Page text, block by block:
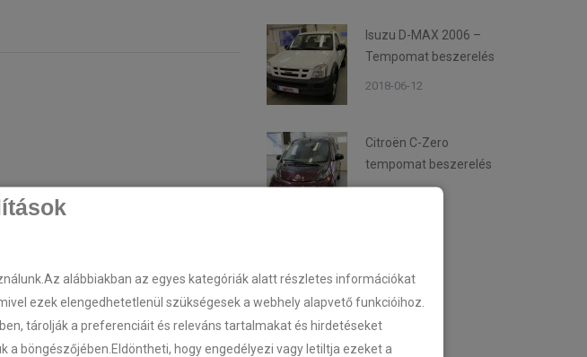
alábbiakban az egyes kategóriák alatt részletes információkat
ezek elengedhetetlenül szükségesek a webhely alapvető funkcióihoz.
tárolják a preferenciáit és releváns tartalmakat és hirdetéseket
böngészőjében.Eldöntheti, hogy engedélyezi vagy letiltja ezeket a
Isuzu D-MAX 2006 –
Tempomat beszerelés
2018-06-12
Citroën C-Zero
tempomat beszerelés